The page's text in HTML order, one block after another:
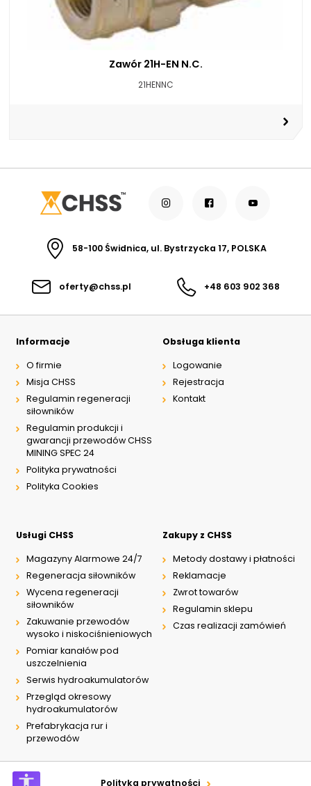
Zawór 21H-EN N.C.
21HENNC
58-100 Świdnica, ul. Bystrzycka 17, POLSKA
oferty@chss.pl +48 603 902 368
Informacje
O firmie
Misja CHSS
Regulamin regeneracji
siłowników
Regulamin produkcji i
gwarancji przewodów CHSS
MINING SPEC 24
Polityka prywatności
Polityka Cookies
Obsługa klienta
Logowanie
Rejestracja
Kontakt
Usługi CHSS
Magazyny Alarmowe 24/7
Regeneracja siłowników
Wycena regeneracji
siłowników
Zakuwanie przewodów
wysoko i niskociśnieniowych
Pomiar kanałów pod
uszczelnienia
Serwis hydroakumulatorów
Przegląd okresowy
hydroakumulatorów
Prefabrykacja rur i
przewodów
Zakupy z CHSS
Metody dostawy i płatności
Reklamacje
Zwrot towarów
Regulamin sklepu
Czas realizacji zamówień
Polityka prywatności